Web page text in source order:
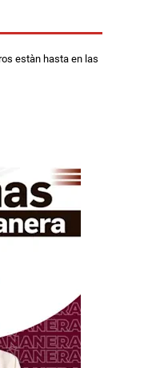
estàn hasta en las